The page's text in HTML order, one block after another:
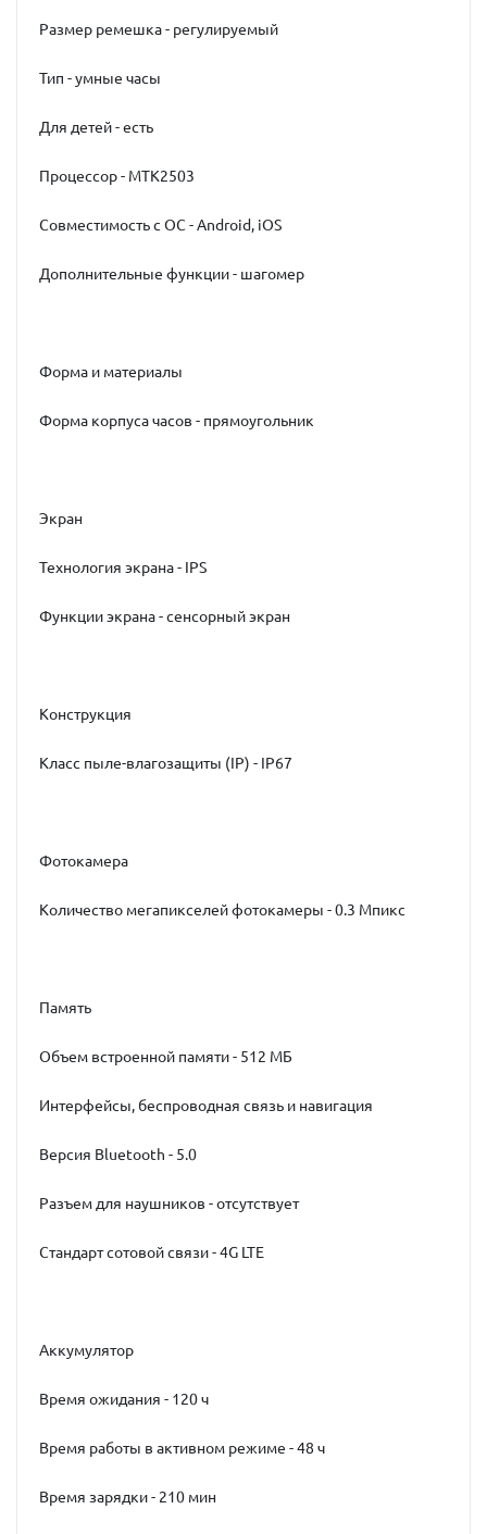
Размер ремешка - регулируемый
Тип - умные часы
Для детей - есть
Процессор - MTK2503
Совместимость с ОС - Android, iOS
Дополнительные функции - шагомер
Форма и материалы
Форма корпуса часов - прямоугольник
Экран
Технология экрана - IPS
Функции экрана - сенсорный экран
Конструкция
Класс пыле-влагозащиты (IP) - IP67
Фотокамера
Количество мегапикселей фотокамеры - 0.3 Мпикс
Память
Объем встроенной памяти - 512 МБ
Интерфейсы, беспроводная связь и навигация
Версия Bluetooth - 5.0
Разъем для наушников - отсутствует
Стандарт сотовой связи - 4G LTE
Аккумулятор
Время ожидания - 120 ч
Время работы в активном режиме - 48 ч
Время зарядки - 210 мин